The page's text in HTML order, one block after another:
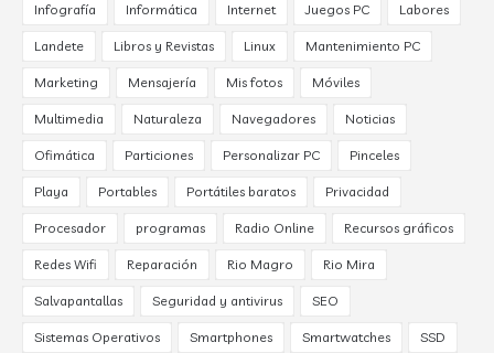
Infografía Informática Internet Juegos PC Labores
Landete Libros y Revistas Linux Mantenimiento PC
Marketing Mensajería Mis fotos Móviles
Multimedia Naturaleza Navegadores Noticias
Ofimática Particiones Personalizar PC Pinceles
Playa Portables Portátiles baratos Privacidad
Procesador programas Radio Online Recursos gráficos
Redes Wifi Reparación Rio Magro Rio Mira
Salvapantallas Seguridad y antivirus SEO
Sistemas Operativos Smartphones Smartwatches SSD